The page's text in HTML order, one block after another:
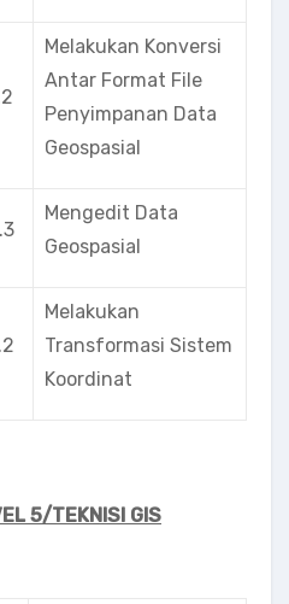
Melakukan Konversi
Antar Format File
Penyimpanan Data
Geospasial
Mengedit Data
Geospasial
Melakukan
Transformasi Sistem
Koordinat
5/TEKNISI GIS